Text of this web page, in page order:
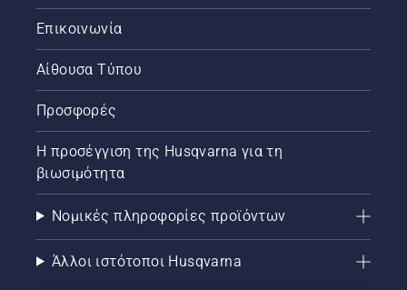
Επικοινωνία
Αίθουσα Τύπου
Προσφορές
Η προσέγγιση της Husqvarna για τη
βιωσιμότητα
Νομικές πληροφορίες προϊόντων
Άλλοι ιστότοποι Husqvarna